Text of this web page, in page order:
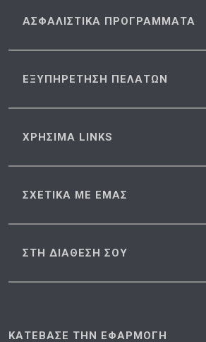
ΑΣΦΑΛΙΣΤΙΚΑ ΠΡΟΓΡΑΜΜΑΤΑ
ΕΞΥΠΗΡΕΤΗΣΗ ΠΕΛΑΤΩΝ
ΧΡΗΣΙΜΑ LINKS
ΣΧΕΤΙΚΑ ΜΕ ΕΜΑΣ
ΣΤΗ ΔΙΑΘΕΣΗ ΣΟΥ
ΚΑΤΕΒΑΣΕ ΤΗΝ ΕΦΑΡΜΟΓΗ